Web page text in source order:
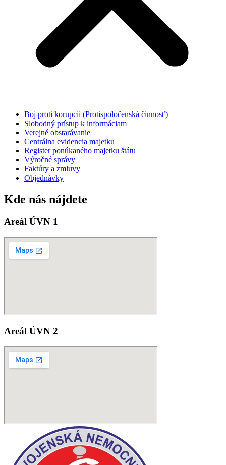
Boj proti korupcii (Protispoločenská činnosť)
Slobodný prístup k informáciam
Verejné obstarávanie
Centrálna evidencia majetku
Register ponúkaného majetku štátu
Výročné správy
Faktúry a zmluvy
Objednávky
Kde nás nájdete
Areál ÚVN 1
Areál ÚVN 2